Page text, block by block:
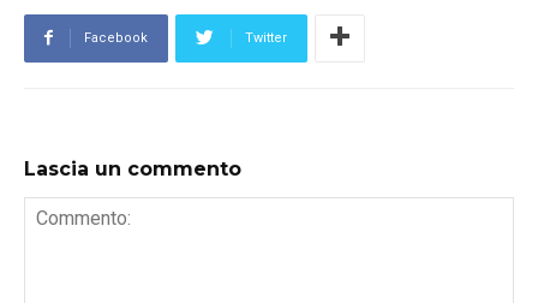
Facebook Twitter
Lascia un commento